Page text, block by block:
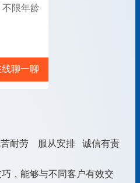
限年龄
线聊一聊
耐劳 服从安排 诚信有责
，能够与不同客户有效交